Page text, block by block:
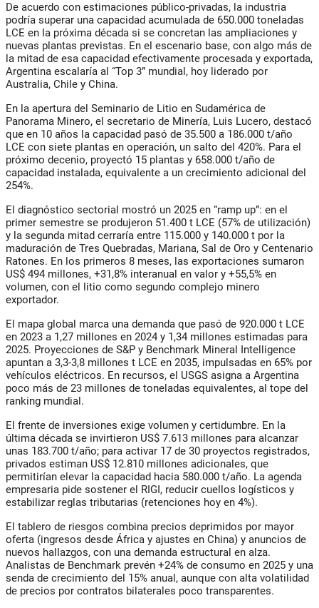
De acuerdo con estimaciones público-privadas, la industria
podría superar una capacidad acumulada de 650.000 toneladas
LCE en la próxima década si se concretan las ampliaciones y
nuevas plantas previstas. En el escenario base, con algo más de
la mitad de esa capacidad efectivamente procesada y exportada,
Argentina escalaría al “Top 3” mundial, hoy liderado por
Australia, Chile y China.
En la apertura del Seminario de Litio en Sudamérica de
Panorama Minero, el secretario de Minería, Luis Lucero, destacó
que en 10 años la capacidad pasó de 35.500 a 186.000 t/año
LCE con siete plantas en operación, un salto del 420%. Para el
próximo decenio, proyectó 15 plantas y 658.000 t/año de
capacidad instalada, equivalente a un crecimiento adicional del
254%.
El diagnóstico sectorial mostró un 2025 en “ramp up”: en el
primer semestre se produjeron 51.400 t LCE (57% de utilización)
y la segunda mitad cerraría entre 115.000 y 140.000 t por la
maduración de Tres Quebradas, Mariana, Sal de Oro y Centenario
Ratones. En los primeros 8 meses, las exportaciones sumaron
US$ 494 millones, +31,8% interanual en valor y +55,5% en
volumen, con el litio como segundo complejo minero
exportador.
El mapa global marca una demanda que pasó de 920.000 t LCE
en 2023 a 1,27 millones en 2024 y 1,34 millones estimadas para
2025. Proyecciones de S&P y Benchmark Mineral Intelligence
apuntan a 3,3-3,8 millones t LCE en 2035, impulsadas en 65% por
vehículos eléctricos. En recursos, el USGS asigna a Argentina
poco más de 23 millones de toneladas equivalentes, al tope del
ranking mundial.
El frente de inversiones exige volumen y certidumbre. En la
última década se invirtieron US$ 7.613 millones para alcanzar
unas 183.700 t/año; para activar 17 de 30 proyectos registrados,
privados estiman US$ 12.810 millones adicionales, que
permitirían elevar la capacidad hacia 580.000 t/año. La agenda
empresaria pide sostener el RIGI, reducir cuellos logísticos y
estabilizar reglas tributarias (retenciones hoy en 4%).
El tablero de riesgos combina precios deprimidos por mayor
oferta (ingresos desde África y ajustes en China) y anuncios de
nuevos hallazgos, con una demanda estructural en alza.
Analistas de Benchmark prevén +24% de consumo en 2025 y una
senda de crecimiento del 15% anual, aunque con alta volatilidad
de precios por contratos bilaterales poco transparentes.